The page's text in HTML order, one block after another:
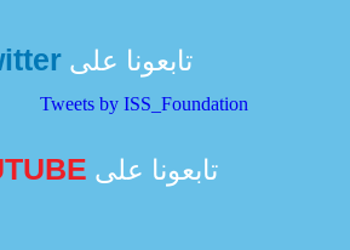
تابعونا على
Tweets by ISS_Foundation
تابعونا على